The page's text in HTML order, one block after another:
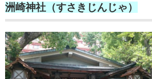
洲崎神社（すさきじんじゃ）